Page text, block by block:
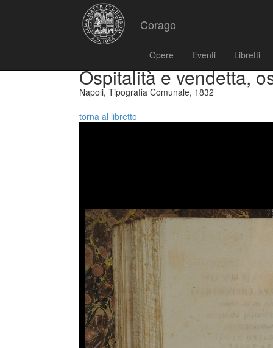
Corago
Opere Eventi Libretti
Ospitalità e vendetta,
Napoli, Tipografia Comunale, 1832
torna al libretto